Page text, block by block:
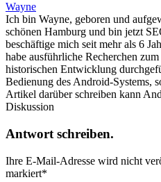
Wayne
Ich bin Wayne, geboren und
schönen Hamburg und bin jetzt
beschäftige mich seit mehr als 6
habe ausführliche Recherchen
historischen Entwicklung
Bedienung des Android-Systems,
Artikel darüber schreiben kann
Diskussion
Antwort schreiben.
Ihre E-Mail-Adresse wird nicht
markiert*